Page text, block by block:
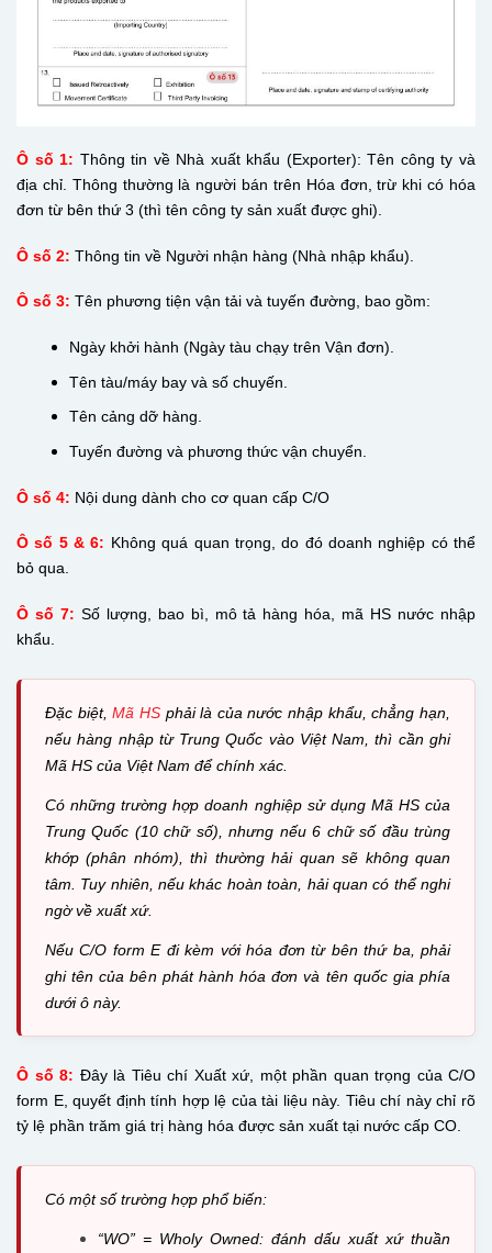
Ô số 1: Thông tin về Nhà xuất khẩu (Exporter): Tên công ty và
địa chỉ. Thông thường là người bán trên Hóa đơn, trừ khi có hóa
đơn từ bên thứ 3 (thì tên công ty sản xuất được ghi).
Ô số 2: Thông tin về Người nhận hàng (Nhà nhập khẩu).
Ô số 3: Tên phương tiện vận tải và tuyến đường, bao gồm:
Ngày khởi hành (Ngày tàu chạy trên Vận đơn).
Tên tàu/máy bay và số chuyến.
Tên cảng dỡ hàng.
Tuyến đường và phương thức vận chuyển.
Ô số 4: Nội dung dành cho cơ quan cấp C/O
Ô số 5 & 6: Không quá quan trọng, do đó doanh nghiệp có thể
bỏ qua.
Ô số 7: Số lượng, bao bì, mô tả hàng hóa, mã HS nước nhập
khẩu.
Đặc biệt,Mã HSphải là của nước nhập khẩu, chẳng hạn,
nếu hàng nhập từ Trung Quốc vào Việt Nam, thì cần ghi
Mã HS của Việt Nam để chính xác.
Có những trường hợp doanh nghiệp sử dụng Mã HS của
Trung Quốc (10 chữ số), nhưng nếu 6 chữ số đầu trùng
khớp (phân nhóm), thì thường hải quan sẽ không quan
tâm. Tuy nhiên, nếu khác hoàn toàn, hải quan có thể nghi
ngờ về xuất xứ.
Nếu C/O form E đi kèm với hóa đơn từ bên thứ ba, phải
ghi tên của bên phát hành hóa đơn và tên quốc gia phía
dưới ô này.
Ô số 8: Đây là Tiêu chí Xuất xứ, một phần quan trọng của C/O
form E, quyết định tính hợp lệ của tài liệu này. Tiêu chí này chỉ rõ
tỷ lệ phần trăm giá trị hàng hóa được sản xuất tại nước cấp CO.
Có một số trường hợp phổ biến:
“WO” = Wholy Owned: đánh dấu xuất xứ thuần